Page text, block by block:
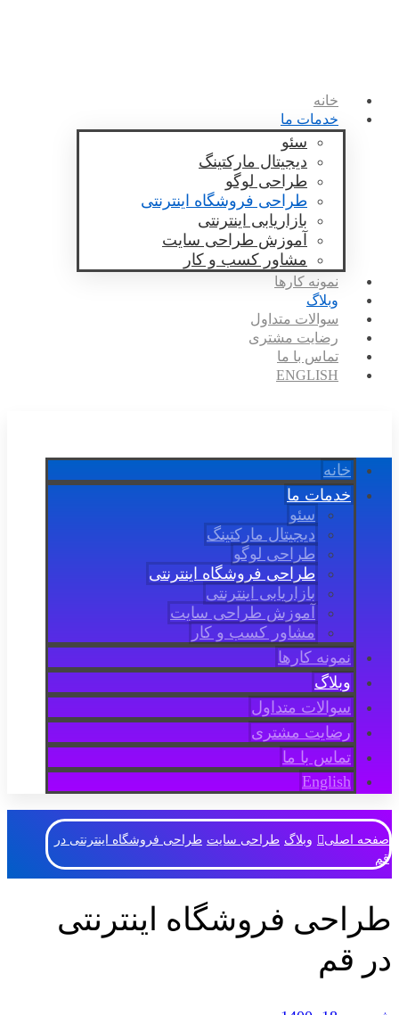
خانه
خدمات ما
سئو
دیجیتال مارکتینگ
طراحی لوگو
طراحی فروشگاه اینترنتی
بازاریابی اینترنتی
آموزش طراحی سایت
مشاور کسب و کار
نمونه کارها
وبلاگ
سوالات متداول
رضایت مشتری
تماس با ما
ENGLISH
خانه
خدمات ما
سئو
دیجیتال مارکتینگ
طراحی لوگو
طراحی فروشگاه اینترنتی
بازاریابی اینترنتی
آموزش طراحی سایت
مشاور کسب و کار
نمونه کارها
وبلاگ
سوالات متداول
رضایت مشتری
تماس با ما
English
صفحه اصلی وبلاگ طراحی سایت طراحی فروشگاه اینترنتی در
قم
طراحی فروشگاه اینترنتی
در قم